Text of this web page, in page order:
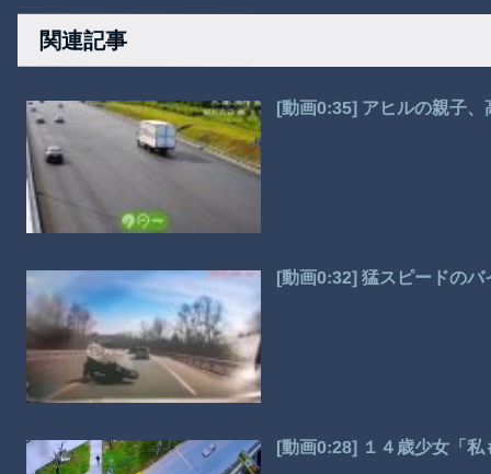
関連記事
[動画0:35] アヒルの親子
[動画0:32] 猛スピードの
[動画0:28] １４歳少女「